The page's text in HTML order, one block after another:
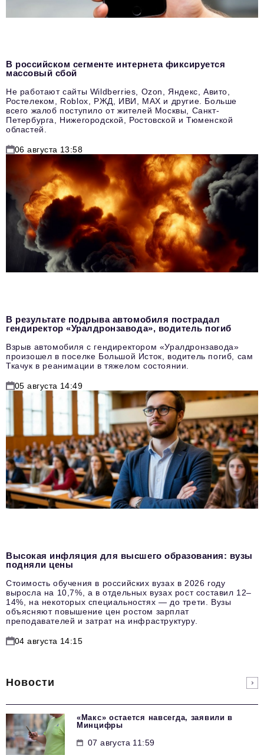
В российском сегменте интернета фиксируется
массовый сбой
Не работают сайты Wildberries, Ozon, Яндекс, Авито,
Ростелеком, Roblox, РЖД, ИВИ, MAX и другие. Больше
всего жалоб поступило от жителей Москвы, Санкт-
Петербурга, Нижегородской, Ростовской и Тюменской
областей.
06 августа 13:58
В результате подрыва автомобиля пострадал
гендиректор «Уралдронзавода», водитель погиб
Взрыв автомобиля с гендиректором «Уралдронзавода»
произошел в поселке Большой Исток, водитель погиб, сам
Ткачук в реанимации в тяжелом состоянии.
05 августа 14:49
Высокая инфляция для высшего образования: вузы
подняли цены
Стоимость обучения в российских вузах в 2026 году
выросла на 10,7%, а в отдельных вузах рост составил 12–
14%, на некоторых специальностях — до трети. Вузы
объясняют повышение цен ростом зарплат
преподавателей и затрат на инфраструктуру.
04 августа 14:15
Новости
«Макс» остается навсегда, заявили в
Минцифры
07 августа 11:59